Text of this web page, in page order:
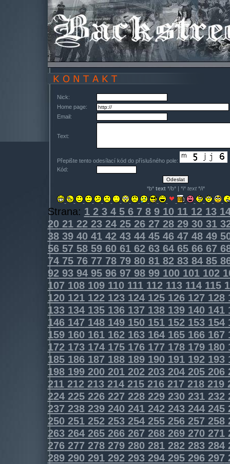
Nick:
Home page:
Email:
Text:
Přepište tento odesílací kód do příslušného pole:
Kód:
*b* text*/b* | *i* text*/i*
Strana: 12345678910111213
202122232425262728293031
383940414243444546474849
565758596061626364656667
747576777879808182838485
9293949596979899100101102
107108109110111112113114115
120121122123124125126127128
133134135136137138139140141
146147148149150151152153154
159160161162163164165166167
172173174175176177178179180
185186187188189190191192193
198199200201202203204205206
211212213214215216217218219
224225226227228229230231232
237238239240241242243244245
250251252253254255256257258
263264265266267268269270271
276277278279280281282283284
289290291292293294295296297